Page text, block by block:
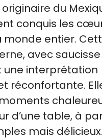
du
conquis les
monde entier.
avec
une interprétation
réconfortante.
d’une table, à
mais délicieux.